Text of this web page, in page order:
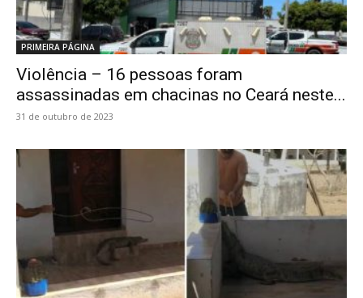
PRIMEIRA PÁGINA
Violência – 16 pessoas foram
assassinadas em chacinas no Ceará neste...
31 de outubro de 2023